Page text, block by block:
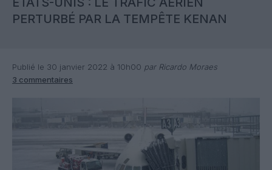
PERTURBÉ PAR LA TEMPÊTE KENAN
Publié le 30 janvier 2022 à 10h00 par Ricardo Moraes
3 commentaires